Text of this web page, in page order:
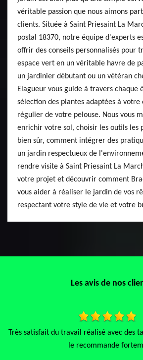
véritable passion que nous aimons
clients. Située à Saint Priesaint La
postal 18370, notre équipe d'experts
offrir des conseils personnalisés pour
espace vert en un véritable havre de
un jardinier débutant ou un vétéran
Elagueur vous guide à travers chaque
sélection des plantes adaptées à
régulier de votre pelouse. Nous vous
enrichir votre sol, choisir les outils les
bien sûr, comment intégrer des
un jardin respectueux de
rendre visite à Saint Priesaint La
votre projet et découvrir comment
vous aider à réaliser le jardin de vos
respectant votre style de vie et votre
Les avis de nos
J’ai fait appel à cette entreprise, très
qui connaît très bien son métier